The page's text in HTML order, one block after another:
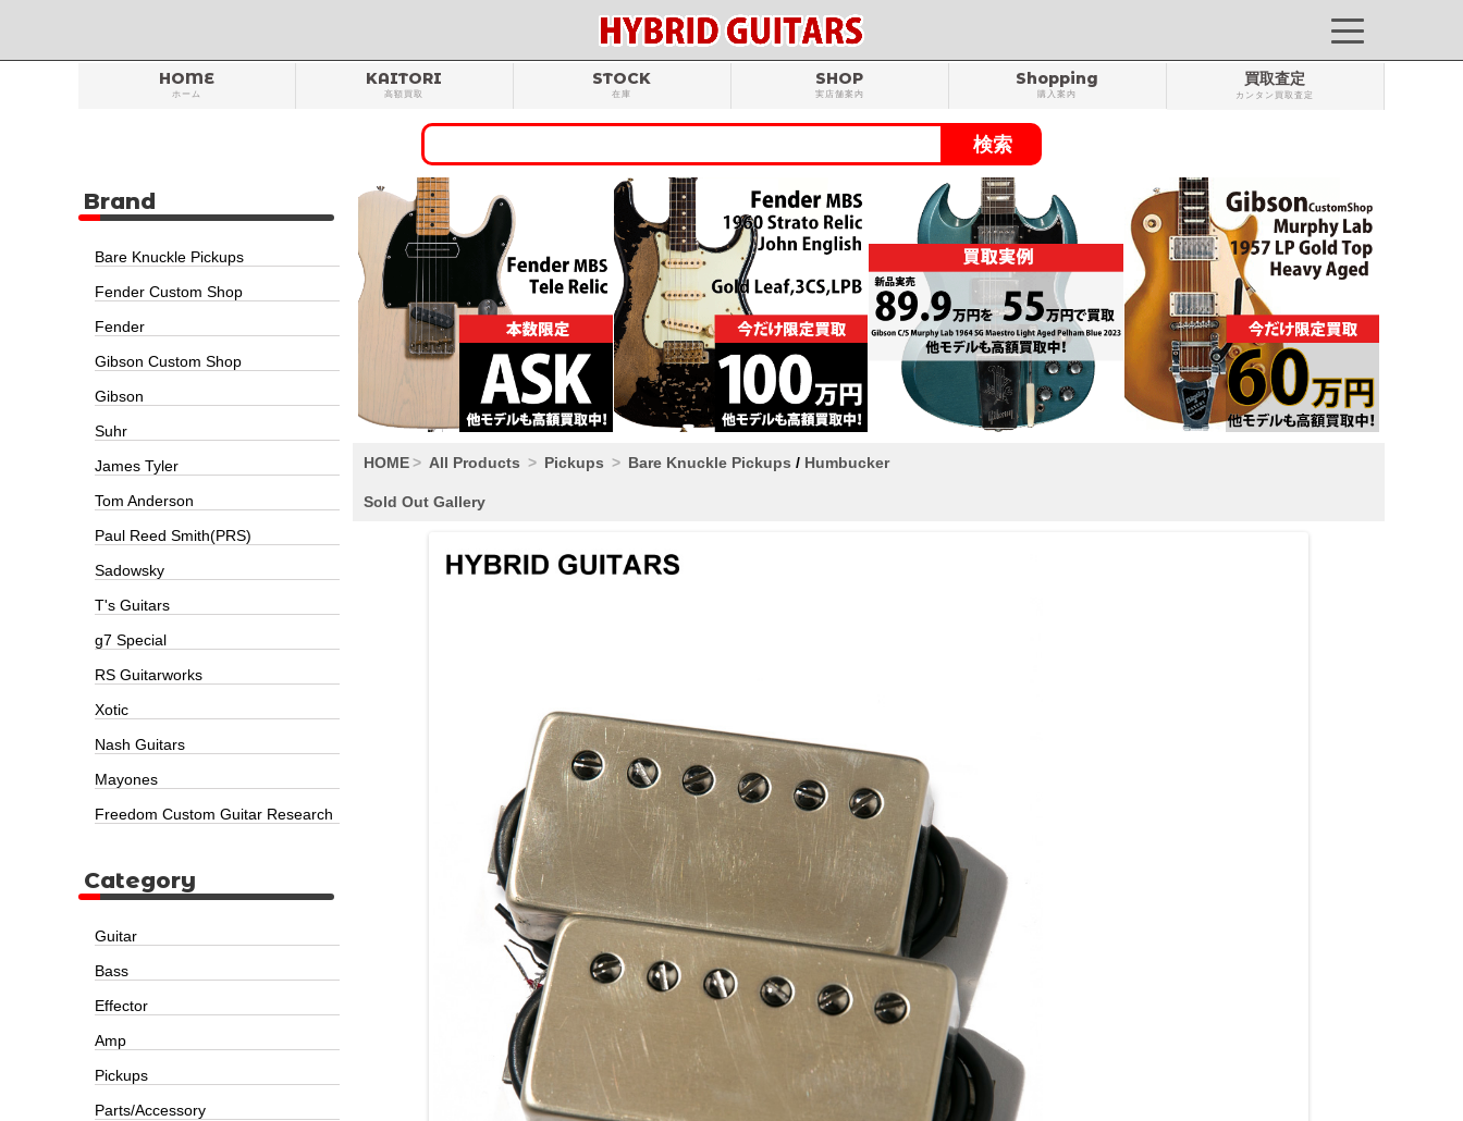
HOME
ホーム
KAITORI
高額買取
STOCK
在庫
SHOP
実店舗案内
Shopping
購入案内
買取査定
カンタン買取査定
HOME All Products Pickups Bare Knuckle Pickups / Humbucker
Sold Out Gallery
Brand
Bare Knuckle Pickups
Fender Custom Shop
Fender
Gibson Custom Shop
Gibson
Suhr
James Tyler
Tom Anderson
Paul Reed Smith(PRS)
Sadowsky
T's Guitars
g7 Special
RS Guitarworks
Xotic
Nash Guitars
Mayones
Freedom Custom Guitar Research
Category
Guitar
Bass
Effector
Amp
Pickups
Parts/Accessory